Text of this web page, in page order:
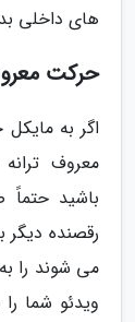
های داخلی
حرکت
اگر به
باشید
رقصنده دیگر
می شوند را
ویدئو شما